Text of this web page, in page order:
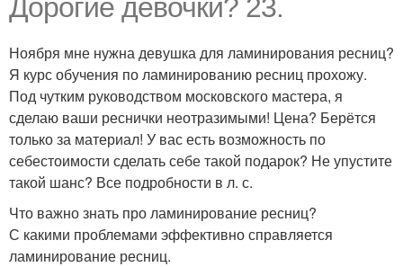
Дорогие девочки? 23.
Ноября мне нужна девушка для ламинирования ресниц?
Я курс обучения по ламинированию ресниц прохожу.
Под чутким руководством московского мастера, я
сделаю ваши реснички неотразимыми! Цена? Берётся
только за материал! У вас есть возможность по
себестоимости сделать себе такой подарок? Не упустите
такой шанс? Все подробности в л. с.
Что важно знать про ламинирование ресниц?
С какими проблемами эффективно справляется
ламинирование ресниц.